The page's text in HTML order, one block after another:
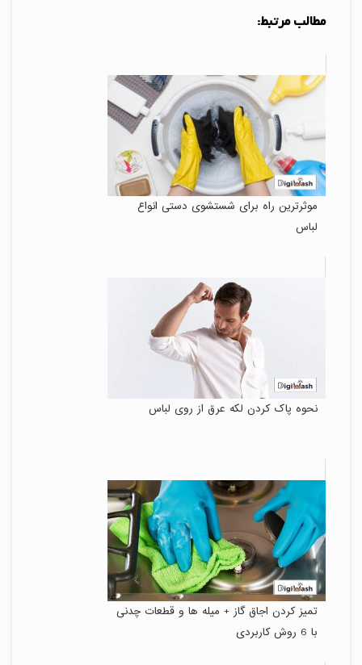
مطالب مرتبط:
موثرترین راه برای شستشوی دستی انواع
لباس
نحوه پاک کردن لکه عرق از روی لباس
تمیز کردن اجاق گاز + میله ها و قطعات چدنی
با 6 روش کاربردی